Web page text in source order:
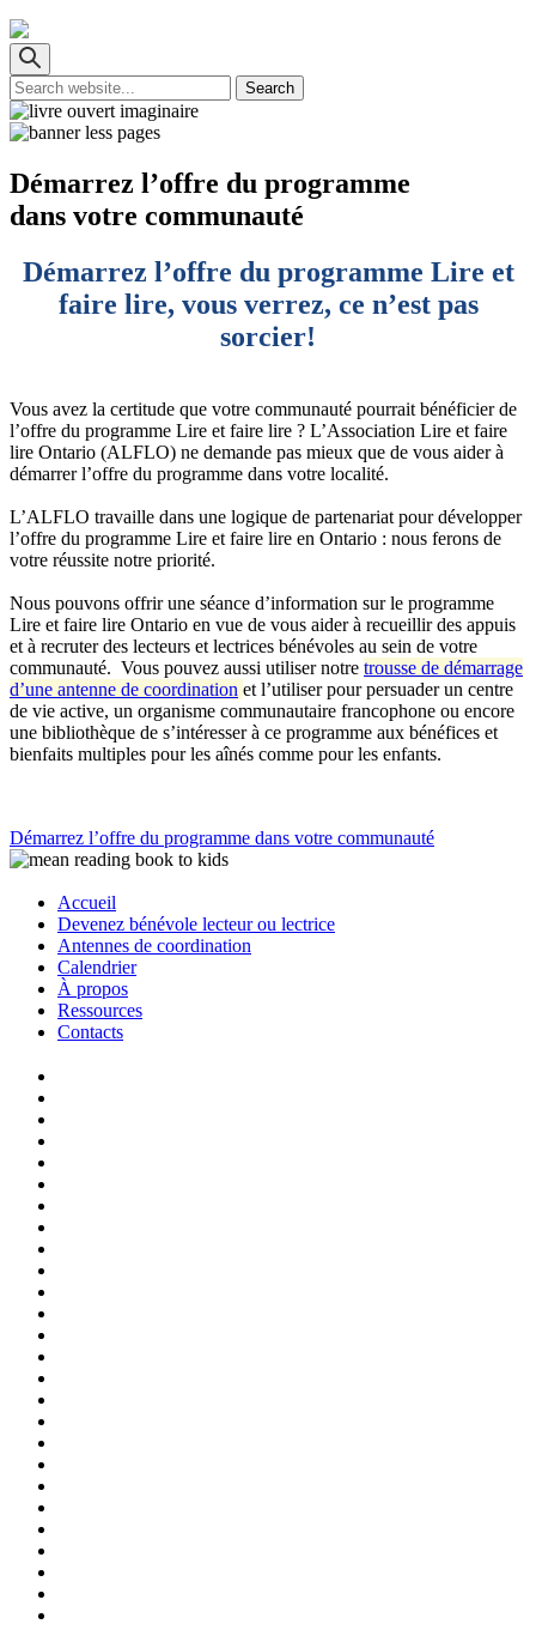
Démarrez l’offre du programme
dans votre communauté
Démarrez l’offre du programme Lire et
faire lire, vous verrez, ce n’est pas
sorcier!
Vous avez la certitude que votre communauté pourrait bénéficier de
l’offre du programme Lire et faire lire ? L’Association Lire et faire
lire Ontario (ALFLO) ne demande pas mieux que de vous aider à
démarrer l’offre du programme dans votre localité.
L’ALFLO travaille dans une logique de partenariat pour développer
l’offre du programme Lire et faire lire en Ontario : nous ferons de
votre réussite notre priorité.
Nous pouvons offrir une séance d’information sur le programme
Lire et faire lire Ontario en vue de vous aider à recueillir des appuis
et à recruter des lecteurs et lectrices bénévoles au sein de votre
communauté. Vous pouvez aussi utiliser notre trousse de démarrage
d’une antenne de coordination et l’utiliser pour persuader un centre
de vie active, un organisme communautaire francophone ou encore
une bibliothèque de s’intéresser à ce programme aux bénéfices et
bienfaits multiples pour les aînés comme pour les enfants.
Démarrez l’offre du programme dans votre communauté
Accueil
Devenez bénévole lecteur ou lectrice
Antennes de coordination
Calendrier
À propos
Ressources
Contacts